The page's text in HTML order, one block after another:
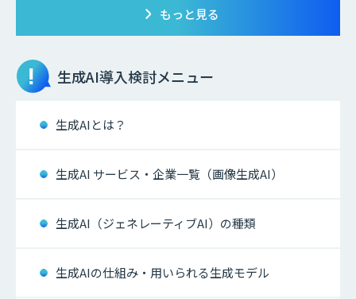
もっと見る
生成AI導入検討メニュー
生成AIとは？
生成AI サービス・企業一覧（画像生成AI）
生成AI（ジェネレーティブAI）の種類
生成AIの仕組み・用いられる生成モデル